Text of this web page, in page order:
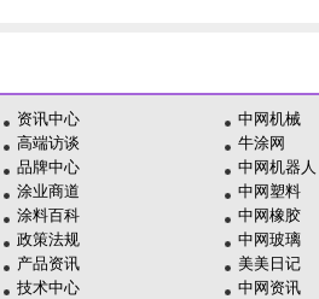
资讯中心
高端访谈
品牌中心
涂业商道
涂料百科
政策法规
产品资讯
技术中心
中网机械
牛涂网
中网机器人
中网塑料
中网橡胶
中网玻璃
美美日记
中网资讯